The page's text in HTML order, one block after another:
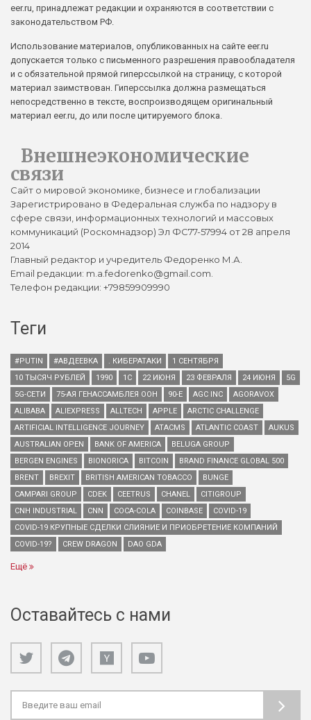
eer.ru, принадлежат редакции и охраняются в соответствии с
законодательством РФ.
Использование материалов, опубликованных на сайте eer.ru
допускается только с письменного разрешения правообладателя
и с обязательной прямой гиперссылкой на страницу, с которой
материал заимствован. Гиперссылка должна размещаться
непосредственно в тексте, воспроизводящем оригинальный
материал eer.ru, до или после цитируемого блока.
Внешнеэкономические
связи
Сайт о мировой экономике, бизнесе и глобализации
Зарегистрировано в Федеральная служба по надзору в
сфере связи, информационных технологий и массовых
коммуникаций (Роскомнадзор) Эл ФС77-57994 от 28 апреля
2014
Главный редактор и учредитель Федоренко М.А.
Email редакции: m.a.fedorenko@gmail.com.
Телефон редакции: +79859909990
Теги
#PUTIN #АВДЕЕВКА . КИБЕРАТАКИ
1 СЕНТЯБРЯ
10 ТЫСЯЧ РУБЛЕЙ
1990 1С 22 ИЮНЯ 23 ФЕВРАЛЯ 24 ИЮНЯ
5G
5G-СЕТИ
75-АЯ ГЕНАССАМБЛЕЯ ООН 90-Е AGC INC
AGORAVOX
ALIBABA
ALIEXPRESS ALLTECH APPLE
ARCTIC CHALLENGE
ARTIFICIAL INTELLIGENCE JOURNEY
ATACMS ATLANTIC COAST
AUKUS
AUSTRALIAN OPEN
BANK OF AMERICA
BELUGA GROUP
BERGEN ENGINES
BIONORICA BITCOIN
BRAND FINANCE GLOBAL 500
BRENT
BREXIT BRITISH AMERICAN TOBACCO
BUNGE
CAMPARI GROUP
CDEK CEETRUS CHANEL
CITIGROUP
CNH INDUSTRIAL
CNN COCA-COLA COINBASE
COVID-19
COVID-19 КРУПНЫЕ СДЕЛКИ СЛИЯНИЕ И ПРИОБРЕТЕНИЕ КОМПАНИЙ
COVID-19?
CREW DRAGON DAO GDA
Ещё
Оставайтесь с нами